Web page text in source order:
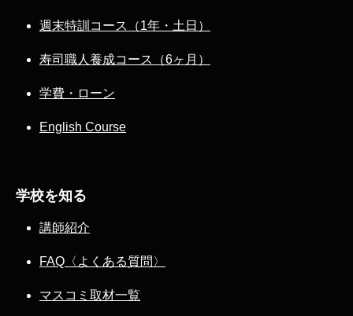
週末特訓コース（1年・土日）
寿司職人養成コース（6ヶ月）
学費・ローン
English Course
学校を知る
講師紹介
FAQ〈よくある質問〉
マスコミ取材一覧